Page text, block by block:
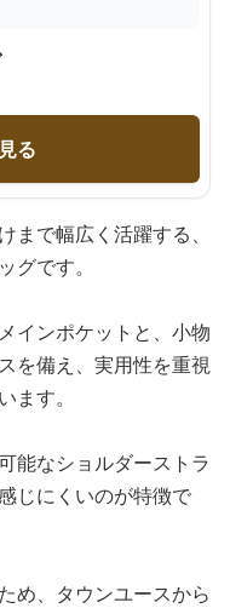
る
まで幅広く活躍する、
グです。
インポケットと、小物
を備え、実用性を重視
ます。
能なショルダーストラ
じにくいのが特徴で
め、タウンユースから